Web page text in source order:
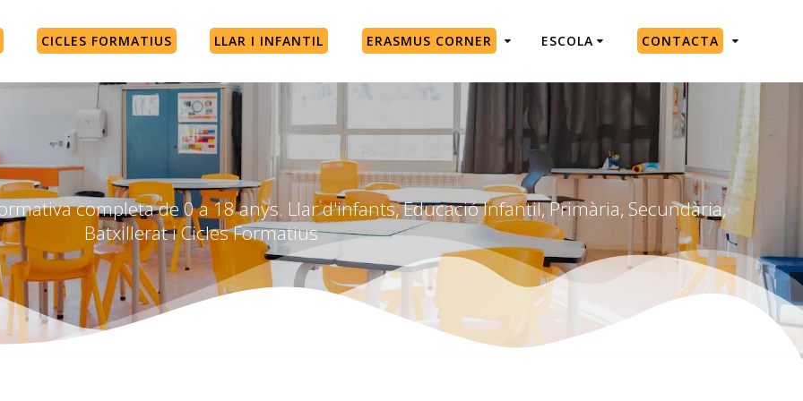
CICLES FORMATIUS LLAR I INFANTIL ERASMUS CORNER ESCOLA CONTACTA
completa de 0 a 18 anys. Llar d'infants, Educació Infantil, Primària, Secundària,
Batxillerat i Cicles Formatius